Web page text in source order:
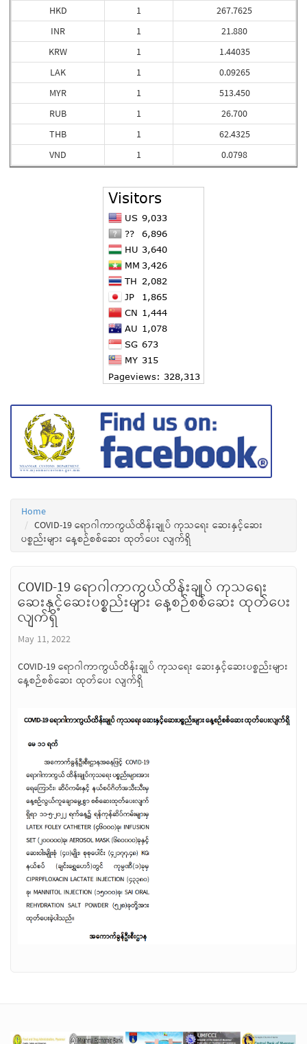
HKD
INR
KRW
LAK
MYR
RUB
THB
VND
1
1
1
1
1
1
1
1
267.7625
21.880
1.44035
0.09265
513.450
26.700
62.4325
0.0798
Home
COVID-19 ရောဂါကာကွယ်ထိန်းချုပ် ကုသရေး ဆေးနှင့်ဆေး
ပစ္စည်းများ နေ့စဉ်စစ်ဆေး ထုတ်ပေး လျက်ရှိ
COVID-19 ရောဂါကာကွယ်ထိန်းချုပ် ကုသရေး
ဆေးနှင့်ဆေးပစ္စည်းများ နေ့စဉ်စစ်ဆေး ထုတ်ပေး
လျက်ရှိ
May 11, 2022
COVID-19 ရောဂါကာကွယ်ထိန်းချုပ် ကုသရေး ဆေးနှင့်ဆေးပစ္စည်းများ
နေ့စဉ်စစ်ဆေး ထုတ်ပေး လျက်ရှိ